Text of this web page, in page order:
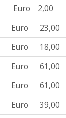
Euro
2,00
Euro
23,00
Euro
18,00
Euro
61,00
Euro
61,00
Euro
39,00